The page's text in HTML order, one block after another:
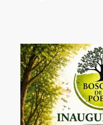
Image